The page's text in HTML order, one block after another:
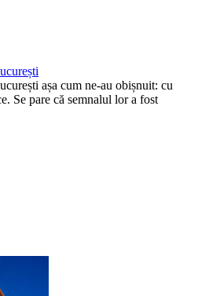
așa cum ne-au obișnuit: cu
Se pare că semnalul lor a fost